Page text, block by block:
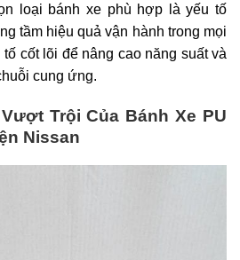
loại bánh xe phù hợp là yếu tố
tầm hiệu quả vận hành trong mọi
cốt lõi để nâng cao năng suất và
cung ứng.
Trội Của Bánh Xe PU
Nissan